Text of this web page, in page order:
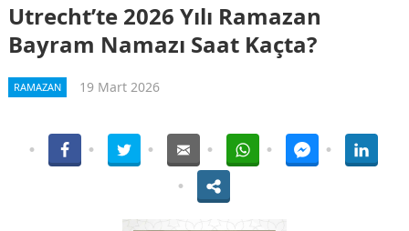
Utrecht’te 2026 Yılı Ramazan
Bayram Namazı Saat Kaçta?
RAMAZAN 19 Mart 2026